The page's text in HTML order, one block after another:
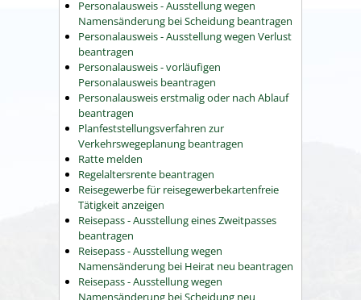
Personalausweis - Ausstellung wegen
Namensänderung bei Scheidung beantragen
Personalausweis - Ausstellung wegen Verlust
beantragen
Personalausweis - vorläufigen
Personalausweis beantragen
Personalausweis erstmalig oder nach Ablauf
beantragen
Planfeststellungsverfahren zur
Verkehrswegeplanung beantragen
Ratte melden
Regelaltersrente beantragen
Reisegewerbe für reisegewerbekartenfreie
Tätigkeit anzeigen
Reisepass - Ausstellung eines Zweitpasses
beantragen
Reisepass - Ausstellung wegen
Namensänderung bei Heirat neu beantragen
Reisepass - Ausstellung wegen
Namensänderung bei Scheidung neu